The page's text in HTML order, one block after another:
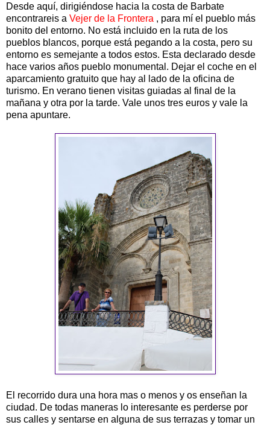
Desde aquí, dirigiéndose hacia la costa de Barbate
encontrareis a Vejer de la Frontera , para mí el pueblo más
bonito del entorno. No está incluido en la ruta de los
pueblos blancos, porque está pegando a la costa, pero su
entorno es semejante a todos estos. Esta declarado desde
hace varios años pueblo monumental. Dejar el coche en el
aparcamiento gratuito que hay al lado de la oficina de
turismo. En verano tienen visitas guiadas al final de la
mañana y otra por la tarde. Vale unos tres euros y vale la
pena apuntare.
El recorrido dura una hora mas o menos y os enseñan la
ciudad. De todas maneras lo interesante es perderse por
sus calles y sentarse en alguna de sus terrazas y tomar un